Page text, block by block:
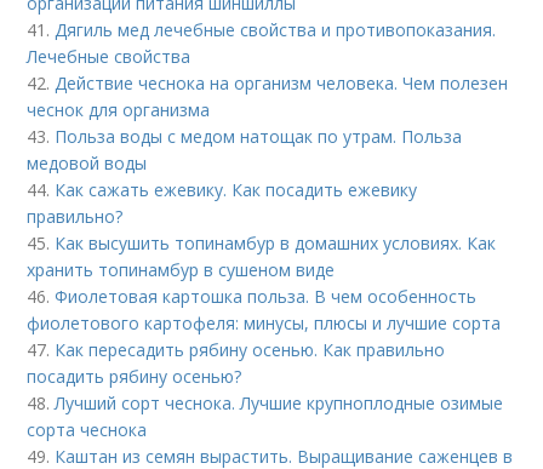
41. Дягиль мед лечебные свойства и противопоказания.
Лечебные свойства
42. Действие чеснока на организм человека. Чем полезен
чеснок для организма
43. Польза воды с медом натощак по утрам. Польза
медовой воды
44. Как сажать ежевику. Как посадить ежевику
правильно?
45. Как высушить топинамбур в домашних условиях. Как
хранить топинамбур в сушеном виде
46.Фиолетовая картошка польза. В чем особенность
фиолетового картофеля: минусы, плюсы и лучшие сорта
47. Как пересадить рябину осенью. Как правильно
посадить рябину осенью?
48. Лучший сорт чеснока. Лучшие крупноплодные озимые
сорта чеснока
49. Каштан из семян вырастить. Выращивание саженцев в